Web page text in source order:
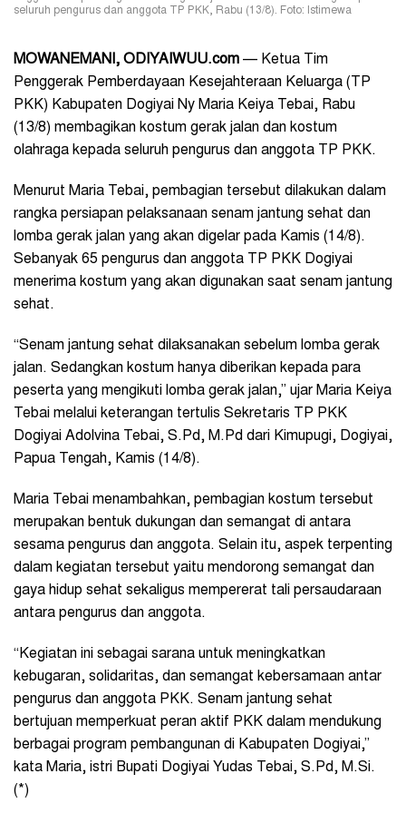
seluruh pengurus dan anggota TP PKK, Rabu (13/8). Foto: Istimewa
MOWANEMANI, ODIYAIWUU.com — Ketua Tim
Penggerak Pemberdayaan Kesejahteraan Keluarga (TP
PKK) Kabupaten Dogiyai Ny Maria Keiya Tebai, Rabu
(13/8) membagikan kostum gerak jalan dan kostum
olahraga kepada seluruh pengurus dan anggota TP PKK.
Menurut Maria Tebai, pembagian tersebut dilakukan dalam
rangka persiapan pelaksanaan senam jantung sehat dan
lomba gerak jalan yang akan digelar pada Kamis (14/8).
Sebanyak 65 pengurus dan anggota TP PKK Dogiyai
menerima kostum yang akan digunakan saat senam jantung
sehat.
“Senam jantung sehat dilaksanakan sebelum lomba gerak
jalan. Sedangkan kostum hanya diberikan kepada para
peserta yang mengikuti lomba gerak jalan,” ujar Maria Keiya
Tebai melalui keterangan tertulis Sekretaris TP PKK
Dogiyai Adolvina Tebai, S.Pd, M.Pd dari Kimupugi, Dogiyai,
Papua Tengah, Kamis (14/8).
Maria Tebai menambahkan, pembagian kostum tersebut
merupakan bentuk dukungan dan semangat di antara
sesama pengurus dan anggota. Selain itu, aspek terpenting
dalam kegiatan tersebut yaitu mendorong semangat dan
gaya hidup sehat sekaligus mempererat tali persaudaraan
antara pengurus dan anggota.
“Kegiatan ini sebagai sarana untuk meningkatkan
kebugaran, solidaritas, dan semangat kebersamaan antar
pengurus dan anggota PKK. Senam jantung sehat
bertujuan memperkuat peran aktif PKK dalam mendukung
berbagai program pembangunan di Kabupaten Dogiyai,”
kata Maria, istri Bupati Dogiyai Yudas Tebai, S.Pd, M.Si.
(*)